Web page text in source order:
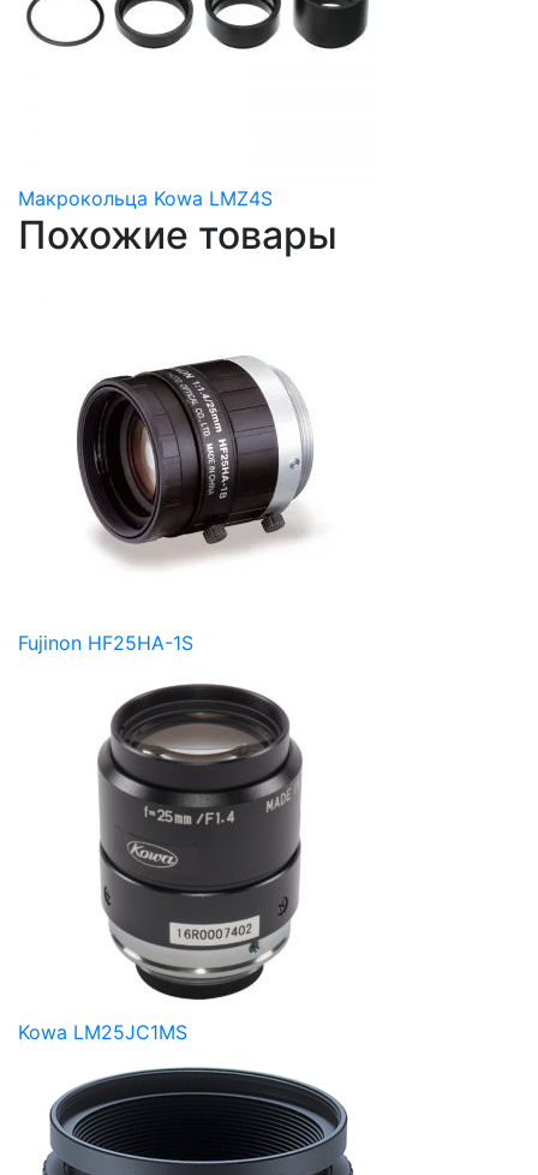
Макрокольца Kowa LMZ4S
Похожие товары
Fujinon HF25HA-1S
Kowa LM25JC1MS